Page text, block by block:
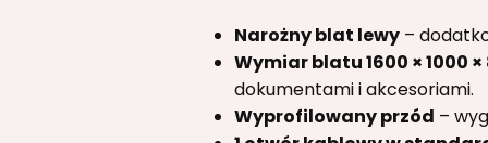
Narożny blat lewy–
Wymiar blatu 1600 × 1000 ×
dokumentami i akcesoriami.
Wyprofilowany przód –